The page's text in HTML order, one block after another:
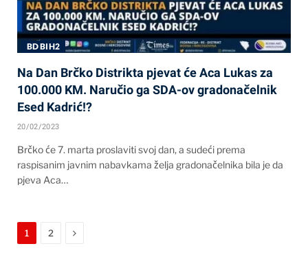
BD BIH2
Na Dan Brčko Distrikta pjevat će Aca Lukas za
100.000 KM. Naručio ga SDA-ov gradonačelnik
Esed Kadrić!?
20/02/2023
Brčko će 7. marta proslaviti svoj dan, a sudeći prema
raspisanim javnim nabavkama želja gradonačelnika bila je da
pjeva Aca…
1 2 Next